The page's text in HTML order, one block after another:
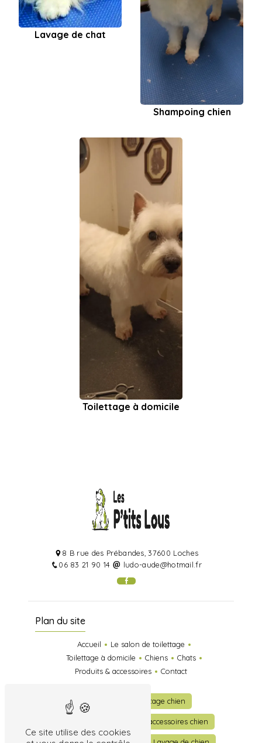
Lavage de chat
Shampoing chien
Toilettage à domicile
8 B rue des Prébandes, 37600 Loches
06 83 21 90 14
ludo-aude@hotmail.fr
Plan du site
Accueil
Le salon de toilettage
Toilettage à domicile
Chiens
Chats
Produits & accessoires
Contact
Toilettage Toilettage chien
Vente accessoires chien
Ce site utilise des cookies